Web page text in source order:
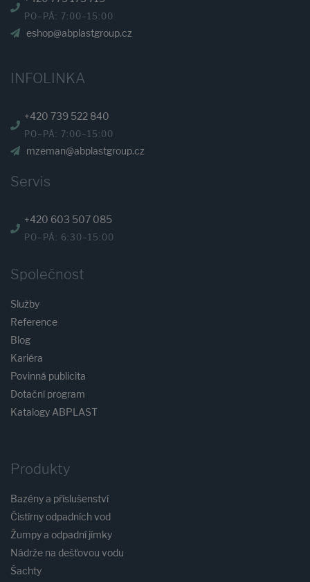
PO–PÁ: 7:00–15:00
eshop@abplastgroup.cz
INFOLINKA
+420 739 522 840
PO–PÁ: 7:00–15:00
mzeman@abplastgroup.cz
Servis
+420 603 507 085
PO–PÁ: 6:30–15:00
Společnost
Služby
Reference
Blog
Kariéra
Povinná publicita
Dotační program
Katalogy ABPLAST
Produkty
Bazény a příslušenství
Čistírny odpadních vod
Žumpy a odpadní jímky
Nádrže na dešťovou vodu
Šachty